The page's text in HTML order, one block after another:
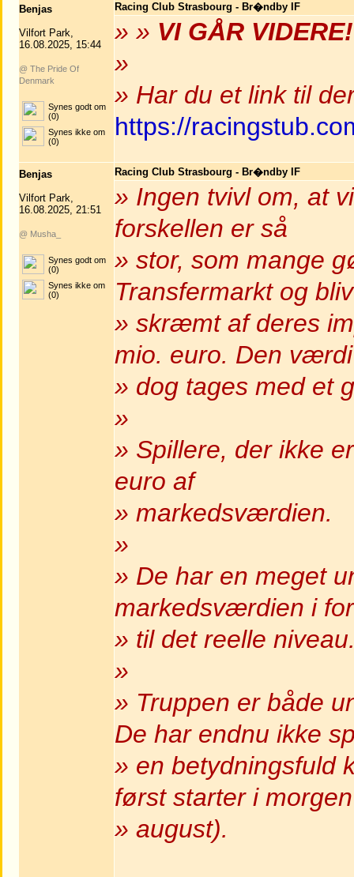
Benjas
Vilfort Park,
16.08.2025, 15:44
@ The Pride Of
Denmark
Synes godt om
(0)
Synes ikke om
(0)
Racing Club Strasbourg - Br�ndby IF
» » VI GÅR VIDERE!
»
» Har du et link til
https://
Benjas
Vilfort Park,
16.08.2025, 21:51
@ Musha_
Synes godt om
(0)
Synes ikke om
(0)
Racing Club Strasbourg - Br�ndby IF
» Ingen tvivl om, at
forskellen er så
» stor, som mange
Transfermarkt og
» skræmt af deres
mio. euro. Den
» dog tages med et
»
» Spillere, der ikke
euro af
» markedsværdien.
»
» De har en meget
markedsværdien i
» til det reelle
»
» Truppen er både
De har endnu ikke
» en betydningsfuld
først starter i
» august).